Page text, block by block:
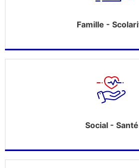
Famille -
Social - Santé